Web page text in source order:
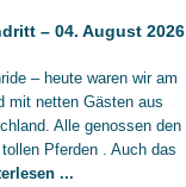
– 04. August 2026
– heute waren wir am
mit netten Gästen aus
Alle genossen den
Pferden . Auch das
...